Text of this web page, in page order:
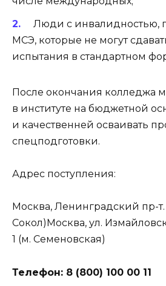
Люди с инвалидностью,
МСЭ, которые не могут
испытания в стандартном
После окончания колледжа
в институте на бюджетной
и качественней осваивать
спецподготовки.
Адрес поступления:
Москва, Ленинградский пр-т.
Сокол)Москва, ул.
1 (м. Семеновская)
Телефон: 8 (800) 100 00 11